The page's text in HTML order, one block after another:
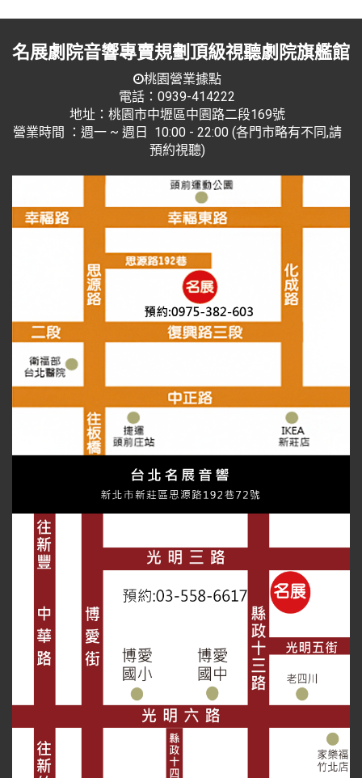
名展劇院音響專賣規劃頂級視聽劇院旗艦館
桃園營業據點
電話：0939-414222
地址：桃園市中壢區中園路二段169號
營業時間 ：週一 ~ 週日 10:00 - 22:00 (各門市略有不同,請
預約視聽)